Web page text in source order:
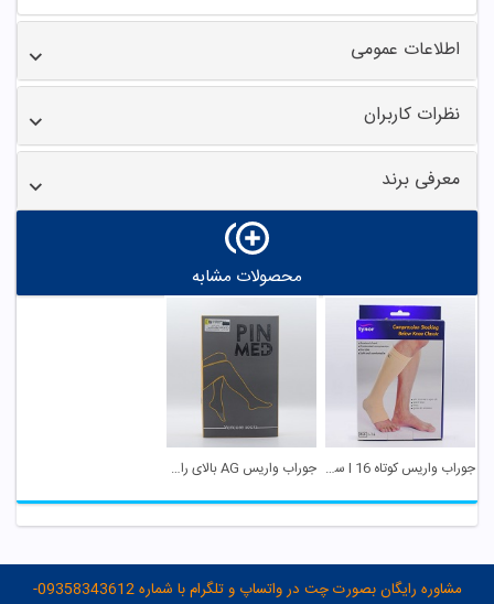
اطلاعات عمومی
نظرات کاربران
معرفی برند
محصولات مشابه
جوراب واریس کوتاه I 16 سایز XL تینور جوراب واریس AG بالای ران 7080 سایز 7 پین مد
مشاوره رایگان بصورت چت در واتساپ و تلگرام با شماره 09358343612-